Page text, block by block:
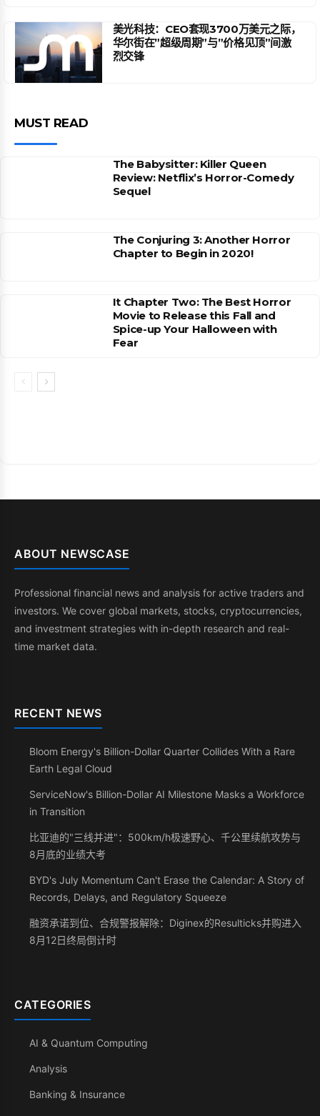
美光科技：CEO套现3700万美元之际，
华尔街在”超级周期”与”价格见顶”间激
烈交锋
MUST READ
The Babysitter: Killer Queen
Review: Netflix’s Horror-Comedy
Sequel
The Conjuring 3: Another Horror
Chapter to Begin in 2020!
It Chapter Two: The Best Horror
Movie to Release this Fall and
Spice-up Your Halloween with
Fear
ABOUT NEWSCASE
Professional financial news and analysis for active traders and
investors. We cover global markets, stocks, cryptocurrencies,
and investment strategies with in-depth research and real-
time market data.
RECENT NEWS
Bloom Energy's Billion-Dollar Quarter Collides With a Rare
Earth Legal Cloud
ServiceNow's Billion-Dollar AI Milestone Masks a Workforce
in Transition
比亚迪的"三线并进"：500km/h极速野心、千公里续航攻势与
8月底的业绩大考
BYD's July Momentum Can't Erase the Calendar: A Story of
Records, Delays, and Regulatory Squeeze
融资承诺到位、合规警报解除：Diginex的Resulticks并购进入
8月12日终局倒计时
CATEGORIES
AI & Quantum Computing
Analysis
Banking & Insurance